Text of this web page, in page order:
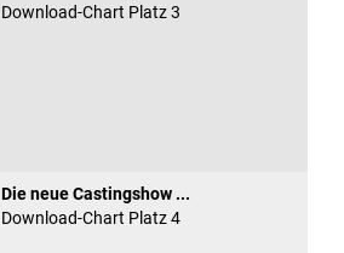
Download-Chart Platz 3
Die neue Castingshow ...
Download-Chart Platz 4